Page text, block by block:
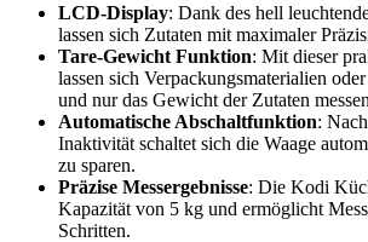
LCD-Display: Dank des hell
lassen sich Zutaten mit maximaler
Tare-Gewicht Funktion: Mit dieser
lassen sich Verpackungsmaterialien
und nur das Gewicht der Zutaten
Automatische Abschaltfunktion:
Inaktivität schaltet sich die Waage
zu sparen.
Präzise Messergebnisse: Die Kodi
Kapazität von 5 kg und ermöglicht
Schritten.